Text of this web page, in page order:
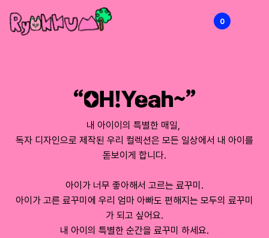
RYOKKUMi 0
“OH!Yeah~”
내 아이이의 특별한 매일,
독자 디자인으로 제작된 우리 컬렉션은 모든 일상에서 내 아이를
돋보이게 합니다.
아이가 너무 좋아해서 고르는 료꾸미.
아이가 고른 료꾸미에 우리 엄마 아빠도 편해지는 모두의 료꾸미
가 되고 싶어요.
내 아이의 특별한 순간을 료꾸미 하세요.